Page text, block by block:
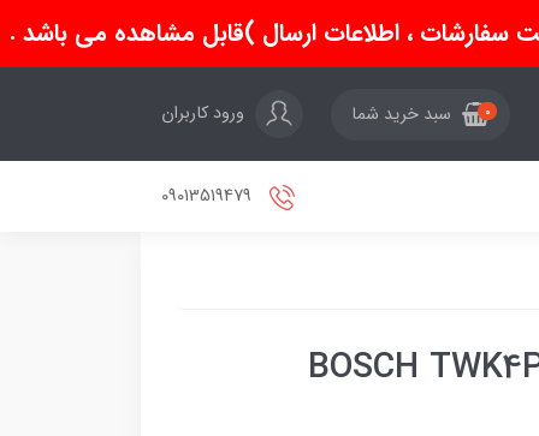
، اطلاعات ارسال )قابل مشاهده می باشد .
0 سبد خرید شما ورود کاربران